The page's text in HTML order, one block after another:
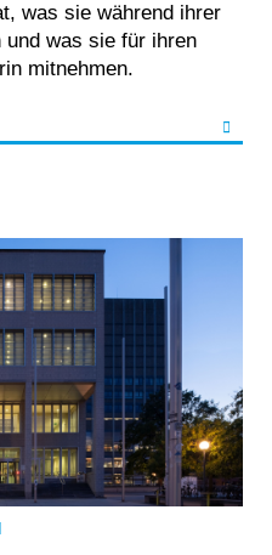
was sie während ihrer
und was sie für ihren
mitnehmen.